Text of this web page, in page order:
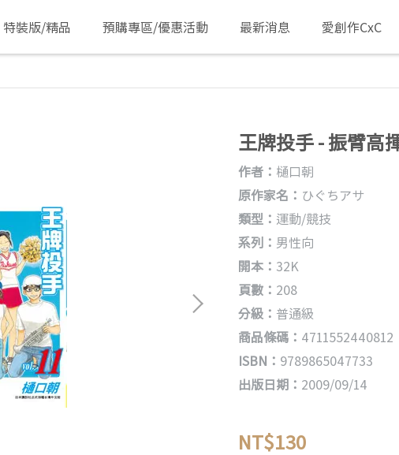
特裝版/精品 預購專區/優惠活動 最新消息 愛創作CxC
王牌投手 - 振臂高
作者： 樋口朝
原作家名： ひぐちアサ
類型： 運動/競技
系列： 男性向
開本： 32K
頁數： 208
分級： 普通級
商品條碼： 4711552440812
ISBN： 9789865047733
出版日期： 2009/09/14
NT$130